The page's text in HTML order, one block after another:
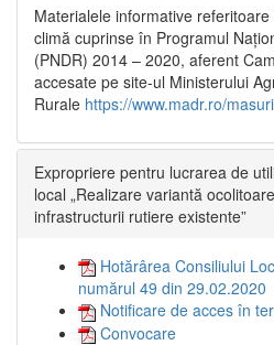
Materialele informative
climă cuprinse în Programul
(PNDR) 2014 – 2020, aferent
accesate pe site-ul Ministerului
Rurale https://www.madr.ro/
Expropriere pentru lucrarea de
local „Realizare variantă
infrastructurii rutiere existente”
Hotărârea Consiliului
numărul 49 din 29.02.2020
Notificare de acces în
Convocare